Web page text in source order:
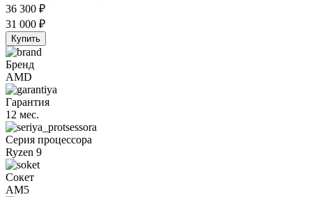
36 300 ₽
31 000 ₽
Купить
Бренд
AMD
Гарантия
12 мес.
Серия процессора
Ryzen 9
Сокет
AM5